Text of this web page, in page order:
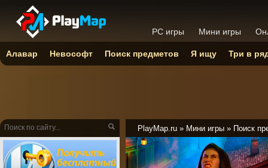
PlayMap.ru » Мини игры » Поиск
PC игры Мини игры
Алавар Невософт Поиск предметов Я ищу Три в